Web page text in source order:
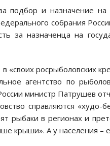
подбор и назначение на
собрания
за назначенца на
росрыболовских
агентство по
министр Патрушев
справляются «худо-
рыбаки в регионах и
крыши». А у населения